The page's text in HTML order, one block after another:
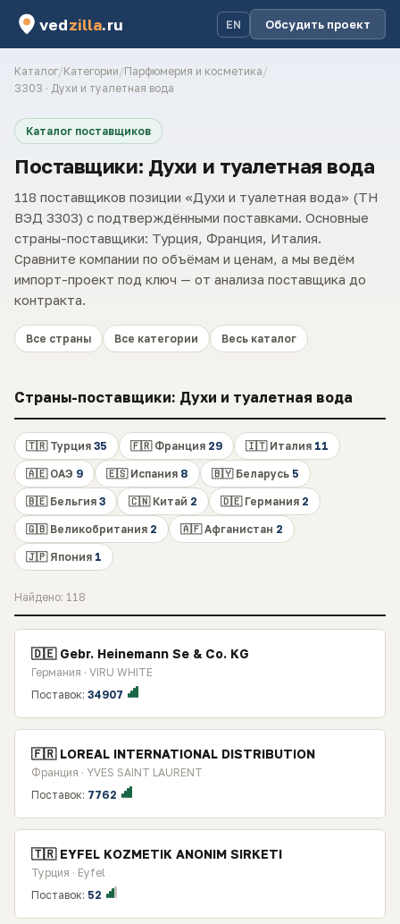
vedzilla.ru EN Обсудить проект
Каталог/Категории/Парфюмерия и косметика/
3303 · Духи и туалетная вода
Каталог поставщиков
Поставщики: Духи и туалетная вода
118 поставщиков позиции «Духи и туалетная вода» (ТН
ВЭД 3303) с подтверждёнными поставками. Основные
страны-поставщики: Турция, Франция, Италия.
Сравните компании по объёмам и ценам, а мы ведём
импорт-проект под ключ — от анализа поставщика до
контракта.
Все страны Все категории Весь каталог
Страны-поставщики: Духи и туалетная вода
🇹🇷 Турция 35 🇫🇷 Франция 29 🇮🇹 Италия 11
🇦🇪 ОАЭ 9 🇪🇸 Испания 8 🇧🇾 Беларусь 5
🇧🇪 Бельгия 3 🇨🇳 Китай 2 🇩🇪 Германия 2
🇬🇧 Великобритания 2 🇦🇫 Афганистан 2
🇯🇵 Япония 1
Найдено: 118
🇩🇪 Gebr. Heinemann Se & Co. KG
Германия · VIRU WHITE
Поставок: 34907
🇫🇷 LOREAL INTERNATIONAL DISTRIBUTION
Франция · YVES SAINT LAURENT
Поставок: 7762
🇹🇷 EYFEL KOZMETIK ANONIM SIRKETI
Турция · Eyfel
Поставок: 52